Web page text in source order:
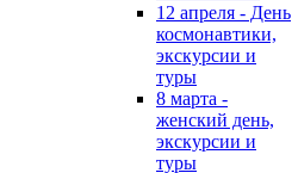
12 апреля - День
космонавтики,
экскурсии и
туры
8 марта -
женский день,
экскурсии и
туры